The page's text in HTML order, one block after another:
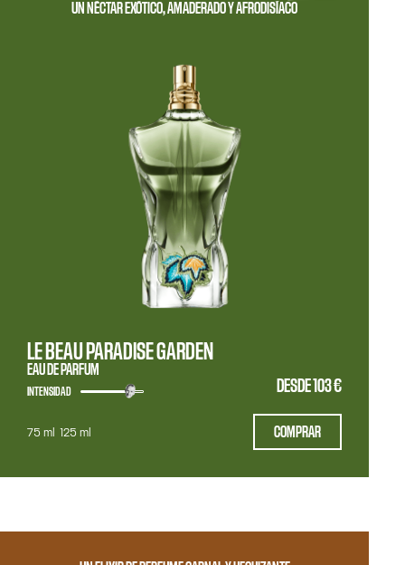
UN NÉCTAR EXÓTICO, AMADERADO Y AFRODISÍACO
LE BEAU PARADISE GARDEN
EAU DE PARFUM
DESDE 103 €
INTENSIDAD
75 ml 125 ml COMPRAR